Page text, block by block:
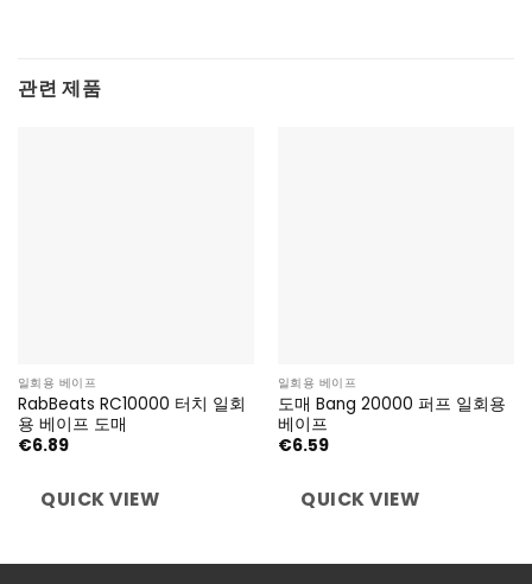
관련 제품
일회용 베이프
RabBeats RC10000 터치 일회
용 베이프 도매
€6.89
QUICK VIEW
일회용 베이프
도매 Bang 20000 퍼프 일회용
베이프
€6.59
QUICK VIEW